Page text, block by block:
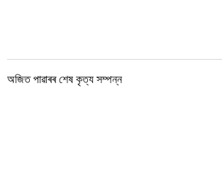
অজিত পাৱাৰৰ শেষ কৃত্য সম্পন্ন